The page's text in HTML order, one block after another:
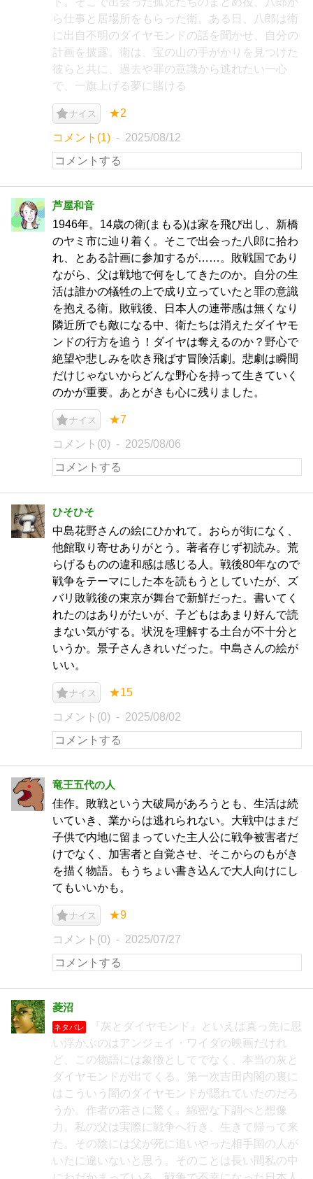
ら仕事と居場所をもらった衛。ある日、八郎は衛
に出自不明のダイヤモンドの話を聞かせ、自分の
計画を披露。衛は、宝の山の手がかりを見つけた
彼らと共に、過去や罪の意識から逃れたい一心
で、一旗上げる夢に賭ける
ナイス ★2
コメント(1) 2025/08/12
芦屋和音
1946年。14歳の衛(まもる)は家を飛び出し、新橋
のヤミ市に辿り着く。そこで出会った八郎に拾わ
れ、とある計画に参加するが……。敗戦国であり
ながら、父は戦地で何をしてきたのか。自分の生
活は誰かの犠牲の上で成り立っていたと罪の意識
を抱える衛。敗戦後、日本人の連帯感は無くなり
隣近所でも敵になる中、衛たちは消えたダイヤモ
ンドの行方を追う！ダイヤは奪えるのか？野心で
絶望や悲しみを吹き飛ばす冒険活劇。悲劇は瞬間
だけじゃないからどんな野心を持って生きていく
のかが重要。あとがきも心に残りました。
ナイス ★7
コメント(0) 2025/08/06
ひそひそ
中島花野さんの絵にひかれて。おらが街になく、
他館取り寄せありがとう。著者存じず初読み。荒
らげるものの違和感は感じる人。戦後80年なので
戦争をテーマにした本を読もうとしていたが、ズ
バリ敗戦後の東京が舞台で新鮮だった。書いてく
れたのはありがたいが、子どもはあまり好んで読
まない気がする。状況を理解する土台が不十分と
いうか。景子さんきれいだった。中島さんの絵が
いい。
ナイス ★15
コメント(0) 2025/08/02
竜王五代の人
佳作。敗戦という大破局があろうとも、生活は続
いていき、業からは逃れられない。大戦中はまだ
子供で内地に留まっていた主人公に戦争被害者だ
けでなく、加害者と自覚させ、そこからのもがき
を描く物語。もうちょい書き込んで大人向けにし
てもいいかも。
ナイス ★9
コメント(0) 2025/07/27
菱沼
ネタバレ
『灰とダイヤモンド』といえば真っ先に思
い浮かぶのはアンジェイ・ワイダの映画だけれ
ど、この物語には象徴としてでなく、本当の灰と
ダイヤモンドが出てくる。第一次吉田内閣の裏に
はこういう闇のダイヤモンドが隠れていたのだろ
うか。作者の若さに驚く。綿密な下調べと想像
力。私の父は実際に戦争へ行き、生きて帰って来
た。その陰には父が死に追いやった相手国の人が
いたに違いないと思う。そのことは長い間私の中